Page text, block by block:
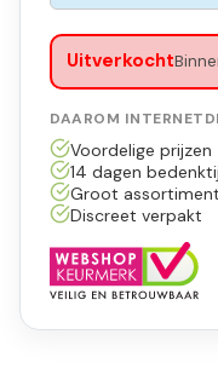
Uitverkocht
DAAROM
Voordelige prijzen
14 dagen
Groot assortiment
Discreet verpakt